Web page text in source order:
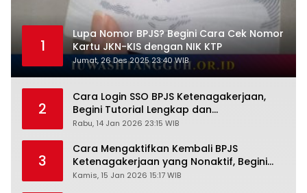
1
Lupa Nomor BPJS? Begini Cara Cek Nomor
Kartu JKN-KIS dengan NIK KTP
Jumat, 26 Des 2025 23:40 WIB
2
Cara Login SSO BPJS Ketenagakerjaan,
Begini Tutorial Lengkap dan
Pengertiannya
Rabu, 14 Jan 2026 23:15 WIB
3
Cara Mengaktifkan Kembali BPJS
Ketenagakerjaan yang Nonaktif, Begini
Panduan Lengkapnya
Kamis, 15 Jan 2026 15:17 WIB